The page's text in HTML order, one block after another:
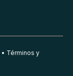
Términos y